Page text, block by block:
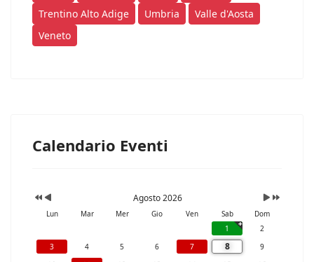
Trentino Alto Adige
Umbria
Valle d'Aosta
Veneto
Calendario Eventi
Agosto 2026
Lun Mar Mer Gio Ven Sab
Dom
1
2
3
4 5 6 7 8
9